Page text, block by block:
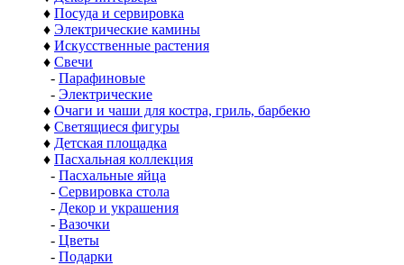
♦ Посуда и сервировка
♦ Электрические камины
♦ Искусственные растения
♦ Свечи
- Парафиновые
- Электрические
♦ Очаги и чаши для костра, гриль, барбекю
♦ Светящиеся фигуры
♦ Детская площадка
♦ Пасхальная коллекция
- Пасхальные яйца
- Сервировка стола
- Декор и украшения
- Вазочки
- Цветы
- Подарки